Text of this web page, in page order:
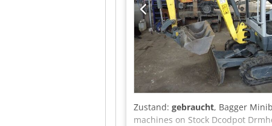
Zustand: gebraucht, Bagger
machines on Stock Dcodpot